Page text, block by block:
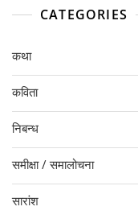
CATEGORIES
कथा
कविता
निबन्ध
समीक्षा / समालोचना
सारांश